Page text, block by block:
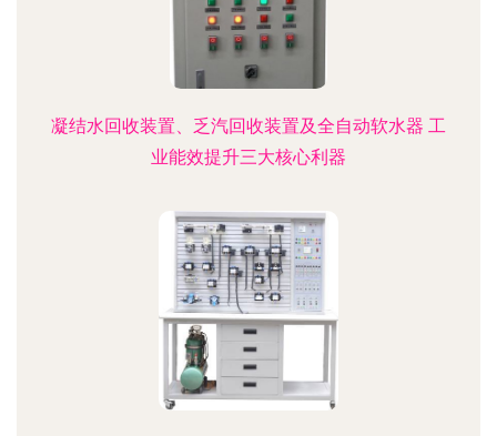
凝结水回收装置、乏汽回收装置及全自动软水器 工
业能效提升三大核心利器